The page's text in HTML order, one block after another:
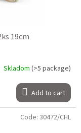
19cm
Skladom (>5 package)
Add to cart
Code: 30472/CHL